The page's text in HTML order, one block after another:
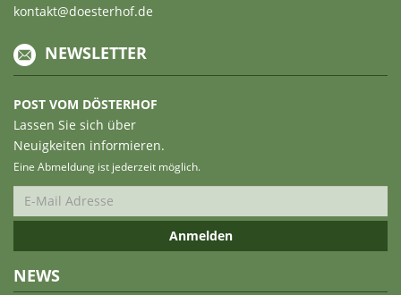
kontakt@doesterhof.de
NEWSLETTER
POST VOM DÖSTERHOF
Lassen Sie sich über
Neuigkeiten informieren.
Eine Abmeldung ist jederzeit möglich.
NEWS